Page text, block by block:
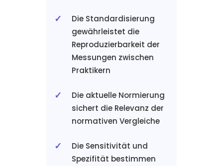
Die Standardisierung
gewährleistet die
Reproduzierbarkeit der
Messungen zwischen
Praktikern
Die aktuelle Normierung
sichert die Relevanz der
normativen Vergleiche
Die Sensitivität und
Spezifität bestimmen